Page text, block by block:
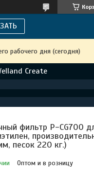
рабочего дня (сегодня)
Create
фильтр P-CG700
песок 220 кг.)
Оптом и в розницу